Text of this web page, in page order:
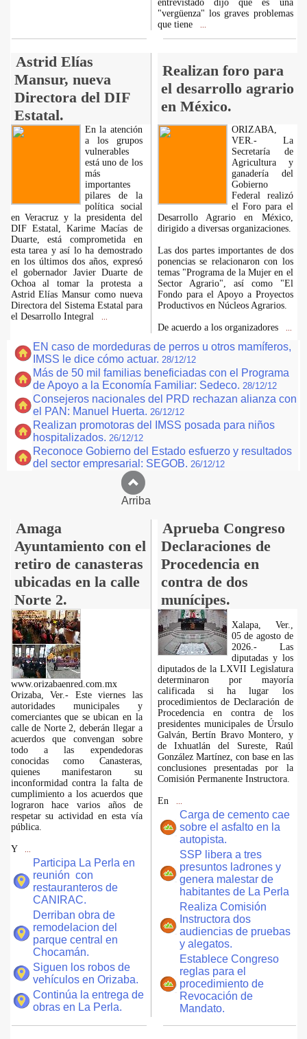
entrevistado dijo que es una
"vergüenza" los graves problemas
que tiene
Astrid Elías
Mansur, nueva
Directora del DIF
Estatal.
Realizan foro para
el desarrollo agrario
en México.
En la atención
a los grupos
vulnerables
está uno de los
más
importantes
pilares de la
política social
en Veracruz y la presidenta del
DIF Estatal, Karime Macías de
Duarte, está comprometida en
esta tarea y así lo ha demostrado
en los últimos dos años, expresó
el gobernador Javier Duarte de
Ochoa al tomar la protesta a
Astrid Elías Mansur como nueva
Directora del Sistema Estatal para
el Desarrollo Integral
ORIZABA,
VER.- La
Secretaría de
Agricultura y
ganadería del
Gobierno
Federal realizó
el Foro para el
Desarrollo Agrario en México,
dirigido a diversas organizaciones.
Las dos partes importantes de dos
ponencias se relacionaron con los
temas "Programa de la Mujer en el
Sector Agrario", así como "El
Fondo para el Apoyo a Proyectos
Productivos en Núcleos Agrarios.
De acuerdo a los organizadores
EN caso de mordeduras de perros u otros mamíferos,
IMSS le dice cómo actuar. 28/12/12
Más de 50 mil familias beneficiadas con el Programa
de Apoyo a la Economía Familiar: Sedeco. 28/12/12
Consejeros nacionales del PRD rechazan alianza con
el PAN: Manuel Huerta. 26/12/12
Realizan promotoras del IMSS posada para niños
hospitalizados. 26/12/12
Reconoce Gobierno del Estado esfuerzo y resultados
del sector empresarial: SEGOB. 26/12/12
Arriba
Amaga
Ayuntamiento con el
retiro de canasteras
ubicadas en la calle
Norte 2.
Aprueba Congreso
Declaraciones de
Procedencia en
contra de dos
munícipes.
www.orizabaenred.com.mx
Orizaba, Ver.- Este viernes las
autoridades municipales y
comerciantes que se ubican en la
calle de Norte 2, deberán llegar a
acuerdos que convengan sobre
todo a las expendedoras
conocidas como Canasteras,
quienes manifestaron su
inconformidad contra la falta de
cumplimiento a los acuerdos que
lograron hace varios años de
respetar su actividad en esta vía
pública.
Y
Participa La Perla en
reunión con
restauranteros de
CANIRAC.
Derriban obra de
remodelacion del
parque central en
Chocamán.
Siguen los robos de
vehículos en Orizaba.
Continúa la entrega de
obras en La Perla.
Xalapa, Ver.,
05 de agosto de
2026.- Las
diputadas y los
diputados de la LXVII Legislatura
determinaron por mayoría
calificada si ha lugar los
procedimientos de Declaración de
Procedencia en contra de los
presidentes municipales de Úrsulo
Galván, Bertín Bravo Montero, y
de Ixhuatlán del Sureste, Raúl
González Martínez, con base en las
conclusiones presentadas por la
Comisión Permanente Instructora.
En
Carga de cemento cae
sobre el asfalto en la
autopista.
SSP libera a tres
presuntos ladrones y
genera malestar de
habitantes de La Perla
Realiza Comisión
Instructora dos
audiencias de pruebas
y alegatos.
Establece Congreso
reglas para el
procedimiento de
Revocación de
Mandato.